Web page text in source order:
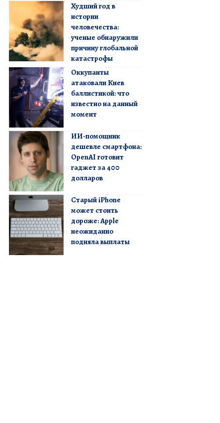
Худший год в
истории
человечества:
ученые обнаружили
причину глобальной
катастрофы
Оккупанты
атаковали Киев
баллистикой: что
известно на данный
момент
ИИ-помощник
дешевле смартфона:
OpenAI готовит
гаджет за 400
долларов
Старый iPhone
может стоить
дороже: Apple
неожиданно
подняла выплаты